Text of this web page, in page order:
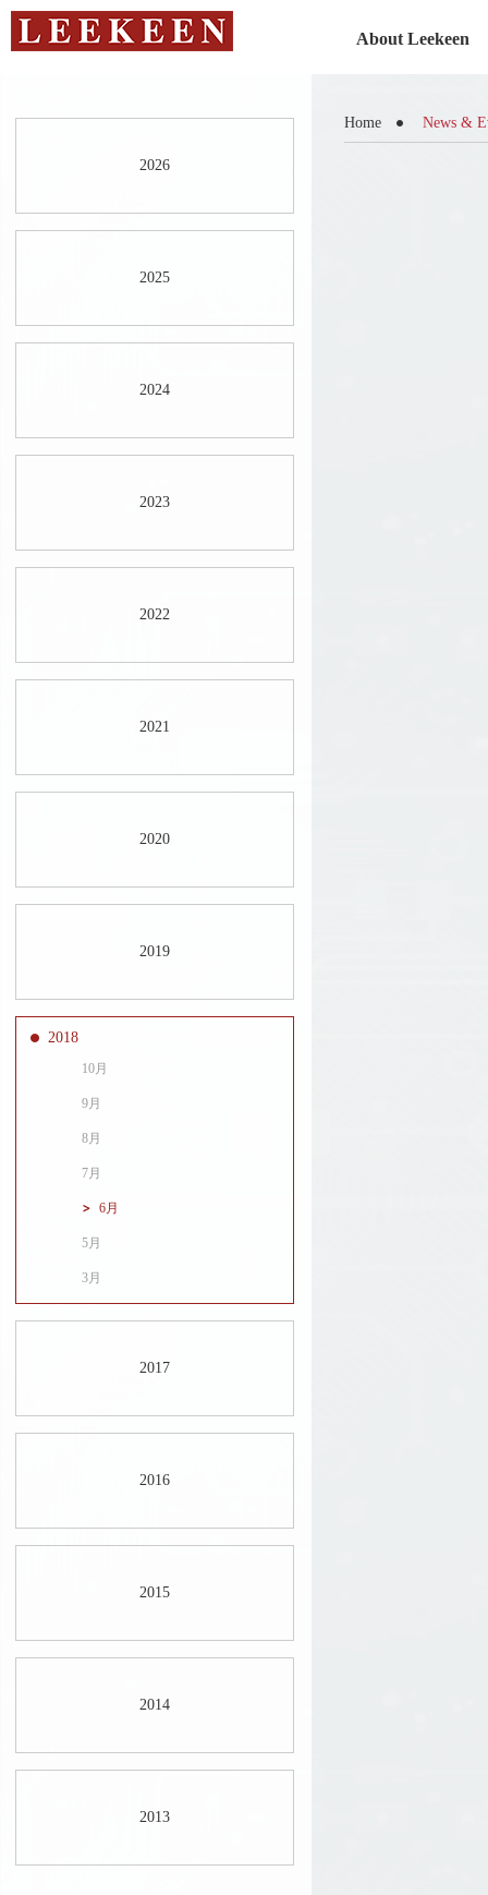
About Leekeen
2026
2025
2024
2023
2022
2021
2020
2019
2018
10月
9月
8月
7月
6月
5月
3月
2017
2016
2015
2014
2013
Home News &